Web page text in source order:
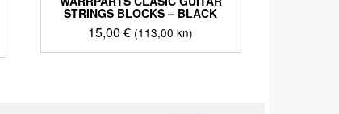
STRINGS BLOCKS – BLACK
15,00€ (113,00 kn)